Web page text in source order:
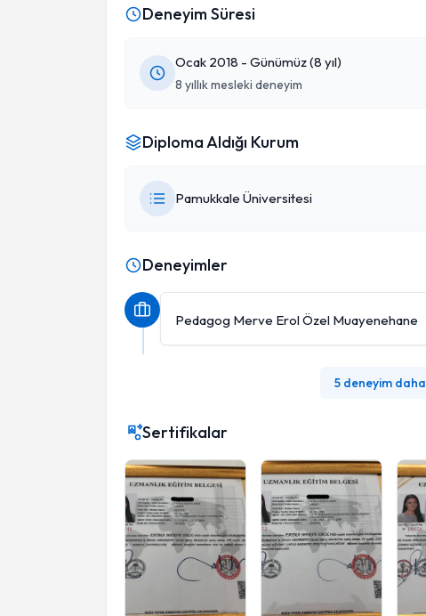
Deneyim Süresi
Ocak 2018 - Günümüz (8 yıl)
8 yıllık mesleki deneyim
Diploma Aldığı Kurum
Pamukkale Üniversitesi
Deneyimler
Pedagog Merve Erol Özel Muayenehane
5 deneyim daha
Sertifikalar